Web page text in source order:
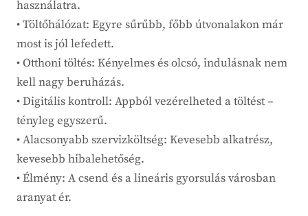
használatra.
• Töltőhálózat: Egyre sűrűbb, főbb útvonalakon már
most is jól lefedett.
• Otthoni töltés: Kényelmes és olcsó, indulásnak nem
kell nagy beruházás.
• Digitális kontroll: Appból vezérelheted a töltést –
tényleg egyszerű.
• Alacsonyabb szervizköltség: Kevesebb alkatrész,
kevesebb hibalehetőség.
• Élmény: A csend és a lineáris gyorsulás városban
aranyat ér.